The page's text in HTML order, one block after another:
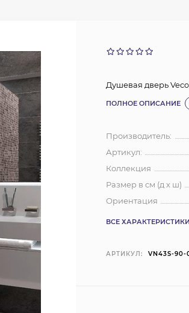
Душевая дверь
ПОЛНОЕ ОПИСАНИЕ
Производитель:
Артикул:
Коллекция
Размер в см (д х ш)
Ориентация
ВСЕ ХАРАКТЕРИСТИКИ
АРТИКУЛ: VN43S-90-